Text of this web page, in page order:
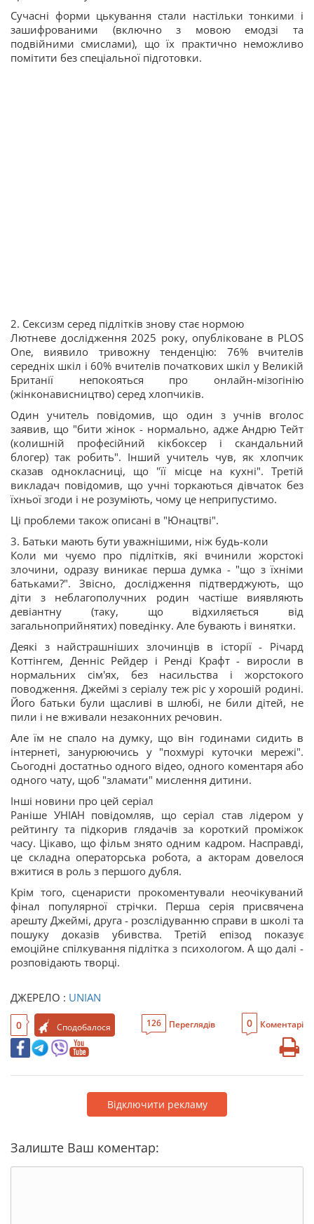
Сучасні форми цькування стали настільки тонкими і
зашифрованими (включно з мовою емодзі та
подвійними смислами), що їх практично неможливо
помітити без спеціальної підготовки.
2. Сексизм серед підлітків знову стає нормою
Лютневе дослідження 2025 року, опубліковане в PLOS
One, виявило тривожну тенденцію: 76% вчителів
середніх шкіл і 60% вчителів початкових шкіл у Великій
Британії непокояться про онлайн-мізогінію
(жінконависництво) серед хлопчиків.
Один учитель повідомив, що один з учнів вголос
заявив, що "бити жінок - нормально, адже Андрю Тейт
(колишній професійний кікбоксер і скандальний
блогер) так робить". Інший учитель чув, як хлопчик
сказав однокласниці, що "її місце на кухні". Третій
викладач повідомив, що учні торкаються дівчаток без
їхньої згоди і не розуміють, чому це неприпустимо.
Ці проблеми також описані в "Юнацтві".
3. Батьки мають бути уважнішими, ніж будь-коли
Коли ми чуємо про підлітків, які вчинили жорстокі
злочини, одразу виникає перша думка - "що з їхніми
батьками?". Звісно, дослідження підтверджують, що
діти з неблагополучних родин частіше виявляють
девіантну (таку, що відхиляється від
загальноприйнятих) поведінку. Але бувають і винятки.
Деякі з найстрашніших злочинців в історії - Річард
Коттінгем, Денніс Рейдер і Ренді Крафт - виросли в
нормальних сім'ях, без насильства і жорстокого
поводження. Джеймі з серіалу теж ріс у хорошій родині.
Його батьки були щасливі в шлюбі, не били дітей, не
пили і не вживали незаконних речовин.
Але їм не спало на думку, що він годинами сидить в
інтернеті, занурюючись у "похмурі куточки мережі".
Сьогодні достатньо одного відео, одного коментаря або
одного чату, щоб "зламати" мислення дитини.
Інші новини про цей серіал
Раніше УНІАН повідомляв, що серіал став лідером у
рейтингу та підкорив глядачів за короткий проміжок
часу. Цікаво, що фільм знято одним кадром. Насправді,
це складна операторська робота, а акторам довелося
вжитися в роль з першого дубля.
Крім того, сценаристи прокоментували неочікуваний
фінал популярної стрічки. Перша серія присвячена
арешту Джеймі, друга - розслідуванню справи в школі та
пошуку доказів убивства. Третій епізод показує
емоційне спілкування підлітка з психологом. А що далі -
розповідають творці.
ДЖЕРЕЛО : UNIAN
0 Сподобалося 126 Переглядів 0 Коментарі
Відключити рекламу
Залиште Ваш коментар: